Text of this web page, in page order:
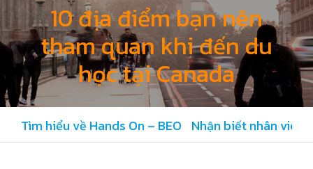
10 địa điểm bạn nên
tham quan khi đến du
học tại Canada
Tìm hiểu về Hands On – BEO Nhận biết nhân viên